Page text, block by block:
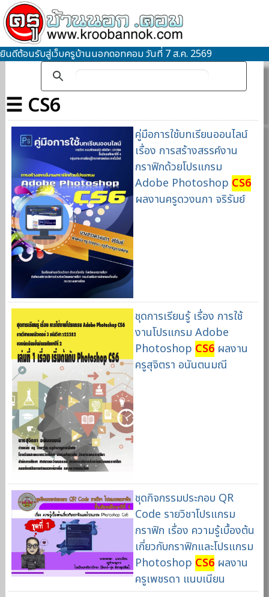
ยินดีต้อนรับสู่เว็บครูบ้านนอกดอทคอม วันที่ 7 ส.ค. 2569
☰ CS6
คู่มือการใช้บทเรียนออนไลน์
เรื่อง การสร้างสรรค์งาน
กราฟิกด้วยโปรแกรม
Adobe Photoshop CS6
ผลงานครูดวงนภา จริรัมย์
ชุดการเรียนรู้ เรื่อง การใช้
งานโปรแกรม Adobe
Photoshop CS6ผลงาน
ครูสุจิตรา อนันตนมณี
ชุดกิจกรรมประกอบ QR
Code รายวิชาโปรแกรม
กราฟิก เรื่อง ความรู้เบื้องต้น
เกี่ยวกับกราฟิกและโปรแกรม
Photoshop CS6ผลงาน
ครูเพชรดา แนบเนียน